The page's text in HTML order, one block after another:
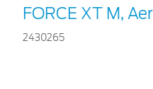
FORCE XT M,
2430265